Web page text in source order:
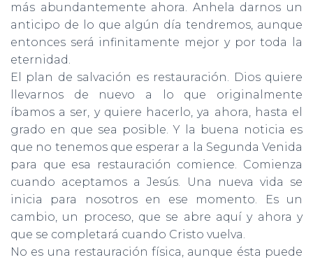
más abundantemente ahora. Anhela darnos un
anticipo de lo que algún día tendremos, aunque
entonces será infinitamente mejor y por toda la
eternidad.
El plan de salvación es restauración. Dios quiere
llevarnos de nue­vo a lo que originalmente
íbamos a ser, y quiere hacerlo, ya ahora, hasta el
grado en que sea posible. Y la buena noticia es
que no te­nemos que esperar a la Segunda Venida
para que esa restauración comience. Comienza
cuando aceptamos a Jesús. Una nueva vida se
inicia para nosotros en ese momento. Es un
cambio, un proceso, que se abre aquí y ahora y
que se completará cuando Cristo vuelva.
No es una restauración física, aunque ésta puede